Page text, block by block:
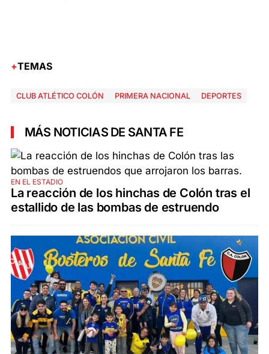
TEMAS
CLUB ATLÉTICO COLÓN PRIMERA NACIONAL DEPORTES
MÁS NOTICIAS DE SANTA FE
EN EL ESTADIO
La reacción de los hinchas de Colón tras el
estallido de las bombas de estruendo